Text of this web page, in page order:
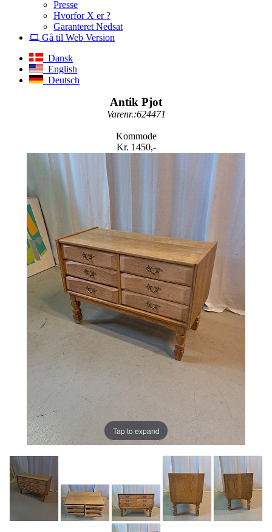
Presse
Hvorfor X er ?
Garanteret Nedsat
Gå til Web Version
Dansk
English
Deutsch
Antik Pjot
Varenr.:624471
Kommode
Kr. 1450,-
Tap to expand